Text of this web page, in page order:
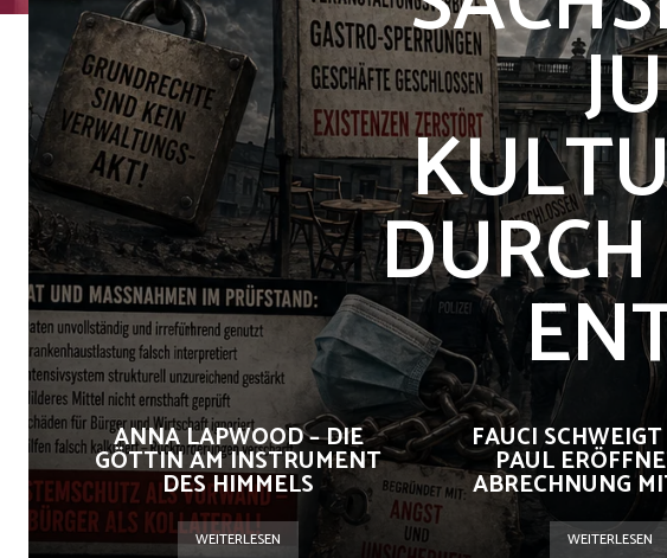
ANNA LAPWOOD – DIE
GÖTTIN AM INSTRUMENT
DES HIMMELS
WEITERLESEN
FAUCI
PAUL
ABRECHNUNG
WEITERLESEN